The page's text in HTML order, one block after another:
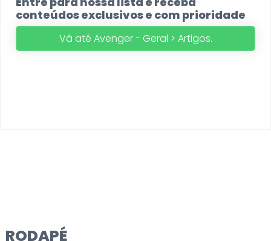
conteúdos exclusivos e com prioridade
Vá até Avenger - Geral > Artigos.
RODAPÉ